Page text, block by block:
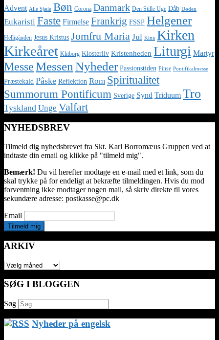
Advent Alle Sjæle Bøn Corona Danmark Den Stille Uge Dåb Døden
Eukaristi Faste Firmelse Frankrig FSSP Helgener
Helligånden Jesus Kristus Jomfru Maria Jul Kina Kirken
Kirkeåret Klitborg Klosterliv Kristenheden Liturgi Martyr
MesseMessen Nyheder Passionstiden Pinse Pontifikalmesse
Præstekald Påske Reflektion Rom Spiritualitet
Summorum Pontificum Sverige Synd Triduum Tro
Tyskland Unge Valfart
NYHEDSBREV
Tilmeld dig nyhedsbrevet fra Skt. Karl Borromæus Gruppen ved at
indtaste din email og klikke på "tilmeld mig".
Bemærk! Du vil herefter modtage en e-mail med et link, som du
skal trykke på for endeligt at bekræfte tilmeldingen. Hvis du mod
forventning ikke modtager nogen mail, så skriv direkte til vores
sekundære adresse: postkasse@pc.dk
Email
ARKIV
ARKIV
SØG I BLOGGEN
Søg
Nyheder på engelsk